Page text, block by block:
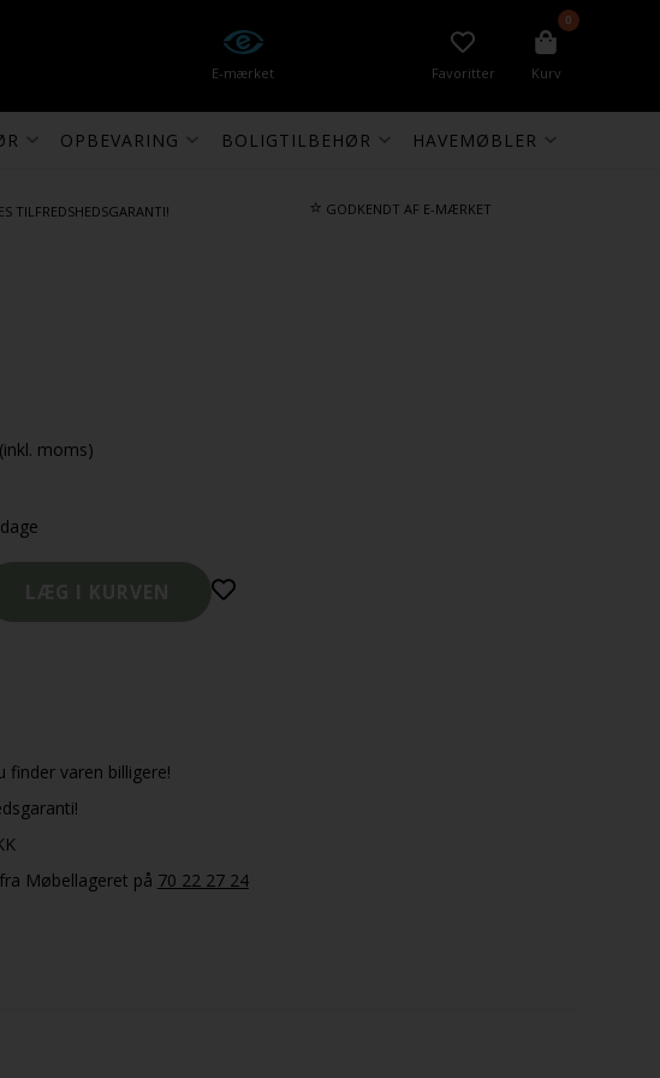
E-mærket Favoritter
0
Kurv
OPBEVARING BOLIGTILBEHØR HAVEMØBLER
TILFREDSHEDSGARANTI! ⭐ GODKENDT AF E-MÆRKET
(inkl. moms)
finder varen billigere!
Møbellageret på 70 22 27 24